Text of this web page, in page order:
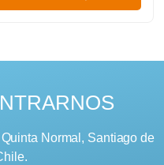
Normal, Santiago de